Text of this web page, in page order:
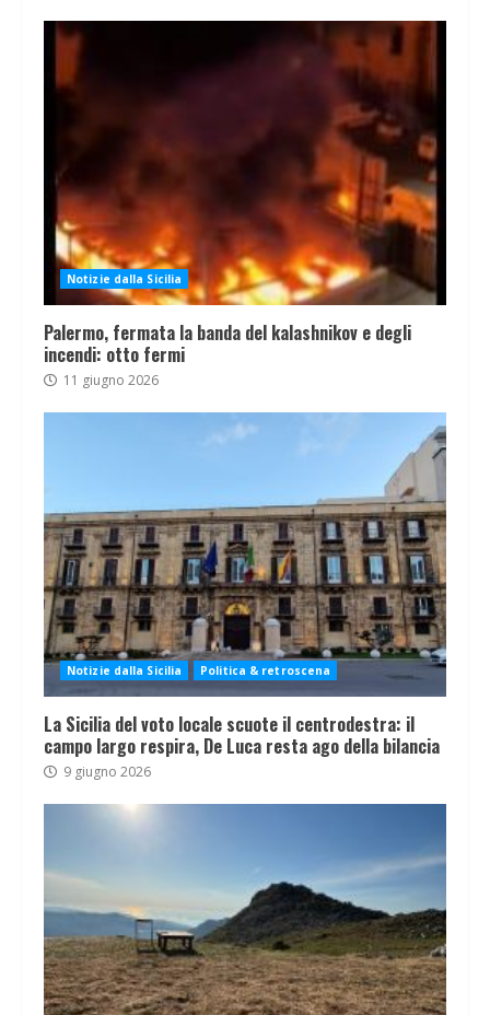
Notizie dalla Sicilia
Palermo, fermata la banda del kalashnikov e degli
incendi: otto fermi
11 giugno 2026
Notizie dalla Sicilia Politica & retroscena
La Sicilia del voto locale scuote il centrodestra: il
campo largo respira, De Luca resta ago della bilancia
9 giugno 2026